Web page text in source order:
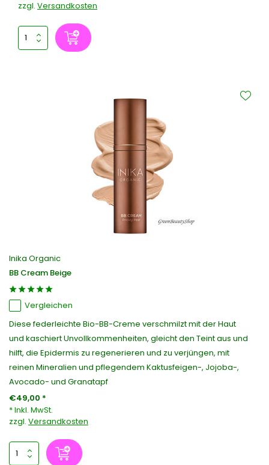
zzgl. Versandkosten
Inika Organic
BB Cream Beige
Vergleichen
Diese federleichte Bio-BB-Creme verschmilzt mit der Haut
und kaschiert Unvollkommenheiten, gleicht den Teint aus und
hilft, die Epidermis zu regenerieren und zu verjüngen, mit
reinen Mineralien und pflegendem Kaktusfeigen-, Jojoba-,
Avocado- und Granatapf
€49,00 *
* Inkl. MwSt.
zzgl. Versandkosten